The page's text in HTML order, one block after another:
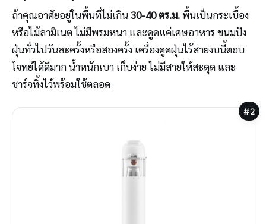
ถ้าคุณอาศัยอยู่ในพื้นที่ไม่เกิน 30-40 ตร.ม.พื้นเป็นกระเบื้อง
หรือไม้ลามิเนต ไม่มีพรมหนา และดูดแค่เศษอาหาร ขนมปัง
ฝุ่นทั่วไปวันละครั้งหรือสองครั้ง เครื่องดูดฝุ่นไร้สายงบนี้ตอบ
โจทย์ได้ดีมาก น้ำหนักเบา เก็บง่าย ไม่มีสายให้สะดุด และ
ชาร์จทิ้งไว้พร้อมใช้ตลอด
#2